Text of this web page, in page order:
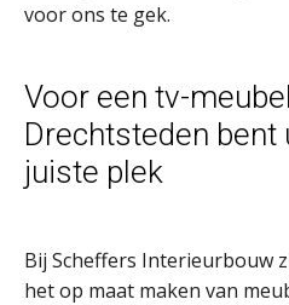
voor ons te gek.
Voor een tv-
Drechtsteden bent
juiste plek
Bij Scheffers Interieurbouw
het op maat maken van